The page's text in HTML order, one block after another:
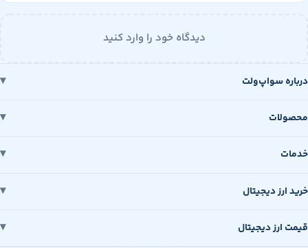
دیدگاه خود را وارد کنید
سواپ‌ولت
دیجیتال
دیجیتال